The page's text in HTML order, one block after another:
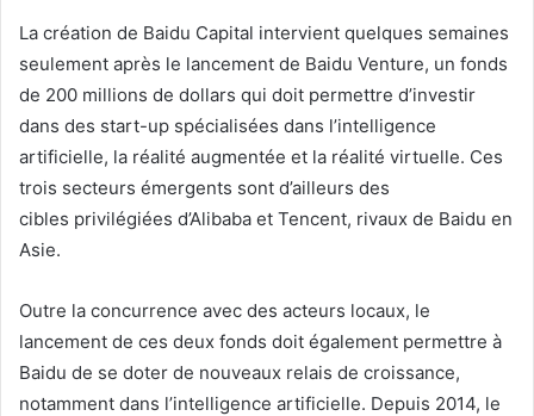
La création de Baidu Capital intervient quelques semaines
seulement après le lancement de Baidu Venture, un fonds
de 200 millions de dollars qui doit permettre d’investir
dans des start-up spécialisées dans l’intelligence
artificielle, la réalité augmentée et la réalité virtuelle. Ces
trois secteurs émergents sont d’ailleurs des
cibles privilégiées d’Alibaba et Tencent, rivaux de Baidu en
Asie.
Outre la concurrence avec des acteurs locaux, le
lancement de ces deux fonds doit également permettre à
Baidu de se doter de nouveaux relais de croissance,
notamment dans l’intelligence artificielle. Depuis 2014, le